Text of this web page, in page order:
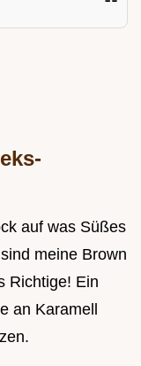
auf was Süßes
meine Brown
Richtige! Ein
an Karamell